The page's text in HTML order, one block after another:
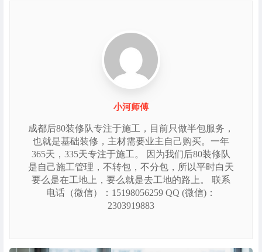
小河师傅
成都后80装修队专注于施工，目前只做半包服务，
也就是基础装修，主材需要业主自己购买。一年
365天，335天专注于施工。 因为我们后80装修队
是自己施工管理，不转包，不分包，所以平时白天
要么是在工地上，要么就是去工地的路上。 联系
电话（微信）：15198056259 QQ (微信)：
2303919883